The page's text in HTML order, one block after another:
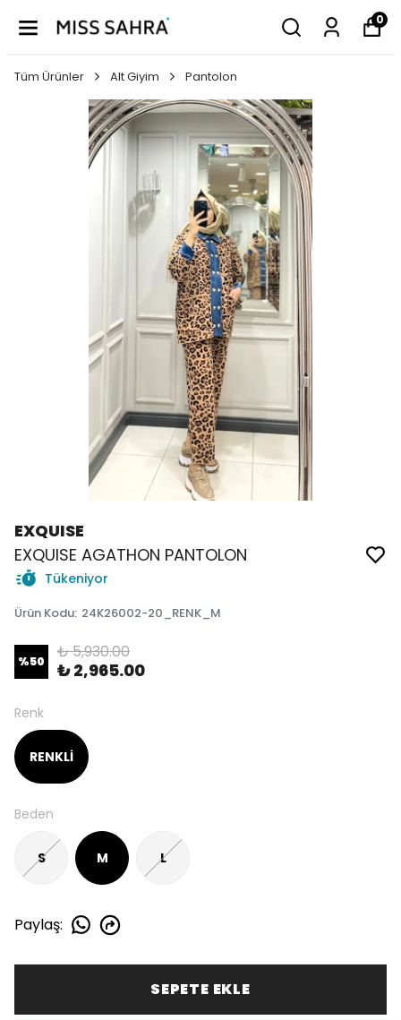
0
Tüm Ürünler Alt Giyim Pantolon
EXQUISE
EXQUISE AGATHON PANTOLON
Tükeniyor
Ürün Kodu: 24K26002-20_RENK_M
%50 ₺ 5,930.00
₺ 2,965.00
Renk
RENKLİ
Beden
S M L
Paylaş:
SEPETE EKLE